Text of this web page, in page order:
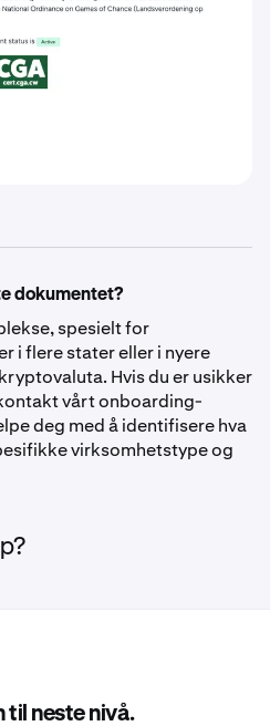
dokumentet?
spesielt for
i flere stater eller i nyere
Hvis du er usikker
vårt onboarding-
deg med å identifisere hva
virksomhetstype og
til neste nivå.